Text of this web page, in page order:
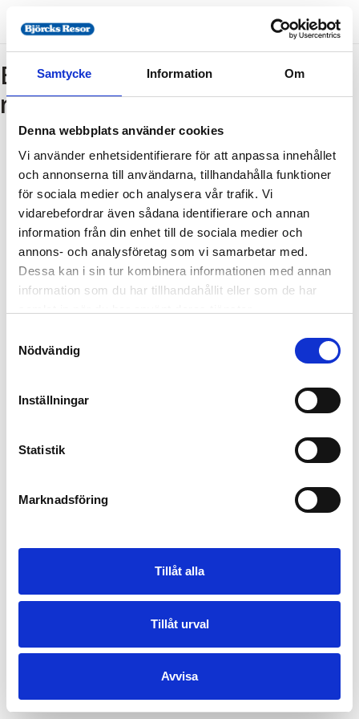
Samtycke Information Om
Denna webbplats använder cookies
Vi använder enhetsidentifierare för att anpassa innehållet
och annonserna till användarna, tillhandahålla funktioner
för sociala medier och analysera vår trafik. Vi
vidarebefordrar även sådana identifierare och annan
information från din enhet till de sociala medier och
annons- och analysföretag som vi samarbetar med.
Dessa kan i sin tur kombinera informationen med annan
information som du har tillhandahållit eller som de har
Nödvändig
Inställningar
Statistik
Marknadsföring
Tillåt alla
Tillåt urval
Avvisa
Bokning - Tillbaka till
resebeskrivningen
Tillbaka till resebeskrivningen
1. Antal resenärer och rum
2. Personupplysningar
3. Betalning
Fel